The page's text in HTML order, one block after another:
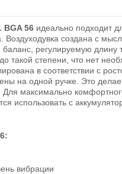
BGA 56 идеально подходит
Воздуходувка создана с
регулируемую длину
такой степени, что нет
в соответствии с
на одной ручке. Это
максимально
использовать с
вибрации